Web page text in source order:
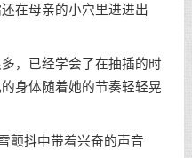
在母亲的小穴里进进出
，已经学会了在抽插的时
身体随着她的节奏轻轻晃
抖中带着兴奋的声音